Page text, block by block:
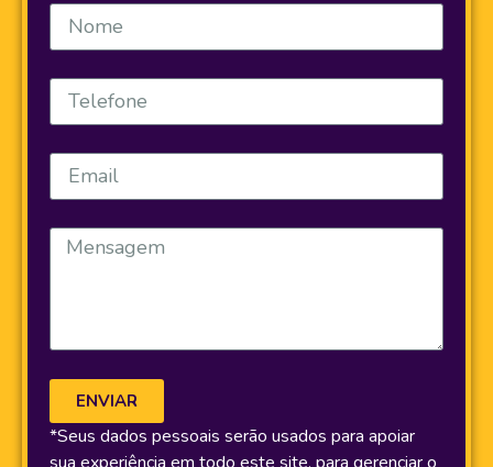
ENVIAR
*Seus dados pessoais serão usados para apoiar